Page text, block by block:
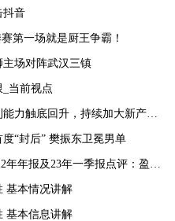
抖音
第一场就是厨王争霸！
场对阵武汉三镇
当前视点
触底回升，持续加大新产品研发
“封后” 樊振东卫冕男单
点评：盈利能力触底回升 持续加大新产品研发
基本情况讲解
基本信息讲解